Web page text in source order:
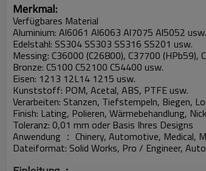
Merkmal:
Verfügbares Material
Aluminium: Al6061 Al6063 Al7075 Al5052 usw.
Edelstahl: SS304 SS303 SS316 SS201 usw.
Messing: C36000 (C26800), C37700 (HPb59),
Bronze: C5100 C52100 C54400 usw.
Eisen: 1213 12L14 1215 usw.
Kunststoff: POM, Acetal, ABS, PTFE usw.
Verarbeiten: Stanzen, Tiefstempeln, Biegen,
Finish: Lating, Polieren, Wärmebehandlung,
Toleranz: 0,01 mm oder Basis Ihres Designs
Anwendung ： Chinery, Automotive, Medical,
Dateiformat: Solid Works, Pro / Engineer,